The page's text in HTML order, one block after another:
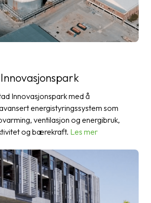
Innovasjonspark med å
energistyringssystem som
ventilasjon og energibruk,
og bærekraft. Les mer